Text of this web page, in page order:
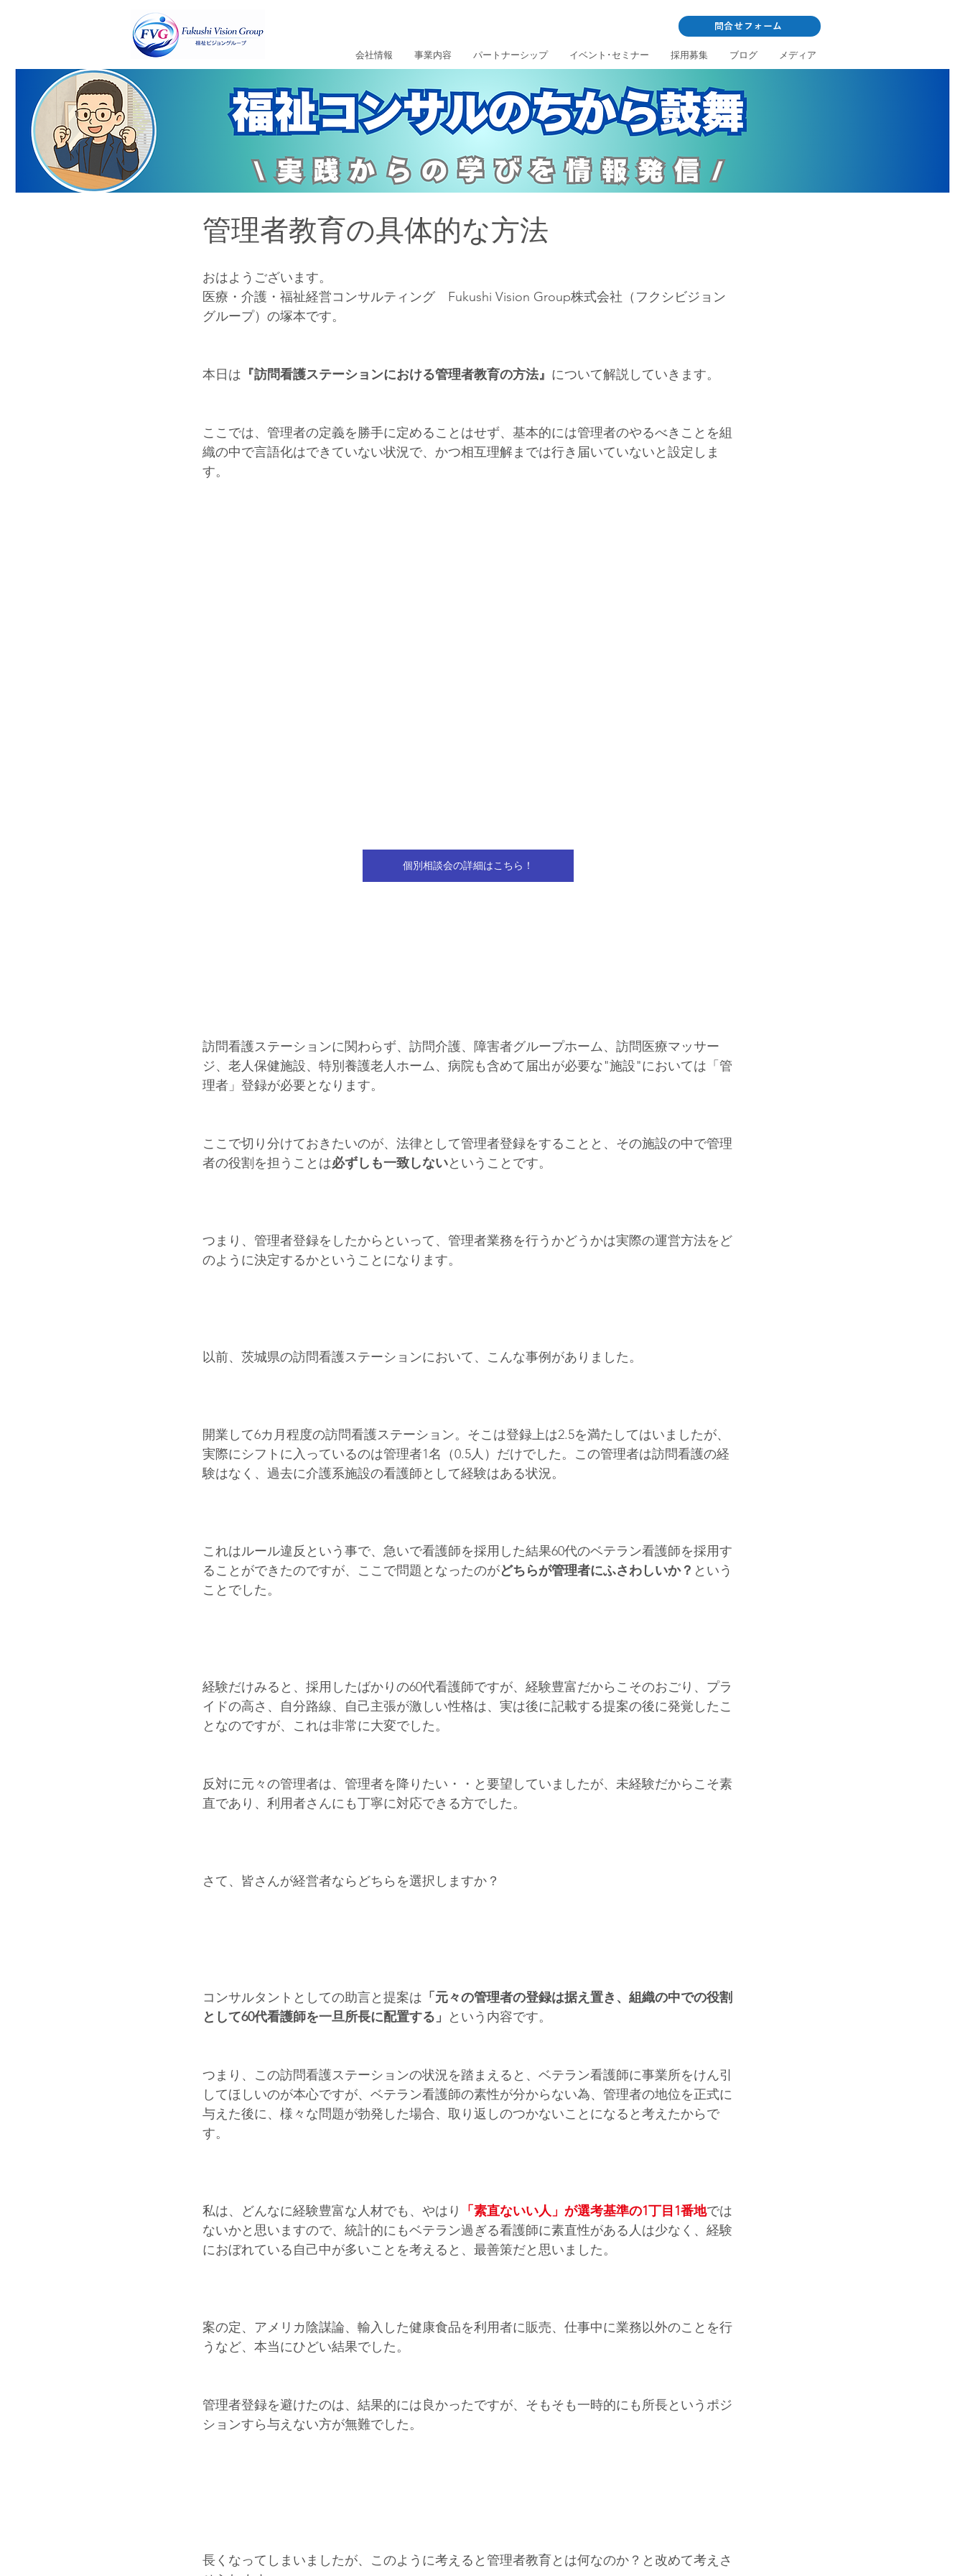
問合せフォーム
会社情報 事業内容 パートナーシップ イベント･セミナー 採用募集 ブログ メディア
管理者教育の具体的な方法
おはようございます。
医療・介護・福祉経営コンサルティング　Fukushi Vision Group株式会社（フクシビジョン
グループ）の塚本です。
本日は 『訪問看護ステーションにおける管理者教育の方法』 について解説していきます。
ここでは、管理者の定義を勝手に定めることはせず、基本的には管理者のやるべきことを組
織の中で言語化はできていない状況で、かつ相互理解までは行き届いていないと設定しま
す。
個別相談会の詳細はこちら！
訪問看護ステーションに関わらず、訪問介護、障害者グループホーム、訪問医療マッサー
ジ、老人保健施設、特別養護老人ホーム、病院も含めて届出が必要な"施設"においては「管
理者」登録が必要となります。
ここで切り分けておきたいのが、法律として管理者登録をすることと、その施設の中で管理
者の役割を担うことは必ずしも一致しないということです。
つまり、管理者登録をしたからといって、管理者業務を行うかどうかは実際の運営方法をど
のように決定するかということになります。
以前、茨城県の訪問看護ステーションにおいて、こんな事例がありました。
開業して6カ月程度の訪問看護ステーション。そこは登録上は2.5を満たしてはいましたが、
実際にシフトに入っているのは管理者1名（0.5人）だけでした。この管理者は訪問看護の経
験はなく、過去に介護系施設の看護師として経験はある状況。
これはルール違反という事で、急いで看護師を採用した結果60代のベテラン看護師を採用す
ることができたのですが、ここで問題となったのがどちらが管理者にふさわしいか？ という
ことでした。
経験だけみると、採用したばかりの60代看護師ですが、経験豊富だからこそのおごり、プラ
イドの高さ、自分路線、自己主張が激しい性格は、実は後に記載する提案の後に発覚したこ
となのですが、これは非常に大変でした。
反対に元々の管理者は、管理者を降りたい・・と要望していましたが、未経験だからこそ素
直であり、利用者さんにも丁寧に対応できる方でした。
さて、皆さんが経営者ならどちらを選択しますか？
コンサルタントとしての助言と提案は 「元々の管理者の登録は据え置き、組織の中での役割
として60代看護師を一旦所長に配置する」 という内容です。
つまり、この訪問看護ステーションの状況を踏まえると、ベテラン看護師に事業所をけん引
してほしいのが本心ですが、ベテラン看護師の素性が分からない為、管理者の地位を正式に
与えた後に、様々な問題が勃発した場合、取り返しのつかないことになると考えたからで
す。
私は、どんなに経験豊富な人材でも、やはり 「素直ないい人」が選考基準の1丁目1番地では
ないかと思いますので、統計的にもベテラン過ぎる看護師に素直性がある人は少なく、経験
におぼれている自己中が多いことを考えると、最善策だと思いました。
案の定、アメリカ陰謀論、輸入した健康食品を利用者に販売、仕事中に業務以外のことを行
うなど、本当にひどい結果でした。
管理者登録を避けたのは、結果的には良かったですが、そもそも一時的にも所長というポジ
ションすら与えない方が無難でした。
長くなってしまいましたが、このように考えると管理者教育とは何なのか？と改めて考えさ